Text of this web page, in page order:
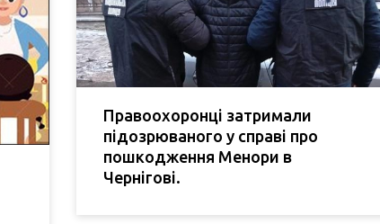
Правоохоронці затримали
підозрюваного у справі про
пошкодження Менори в
Чернігові.